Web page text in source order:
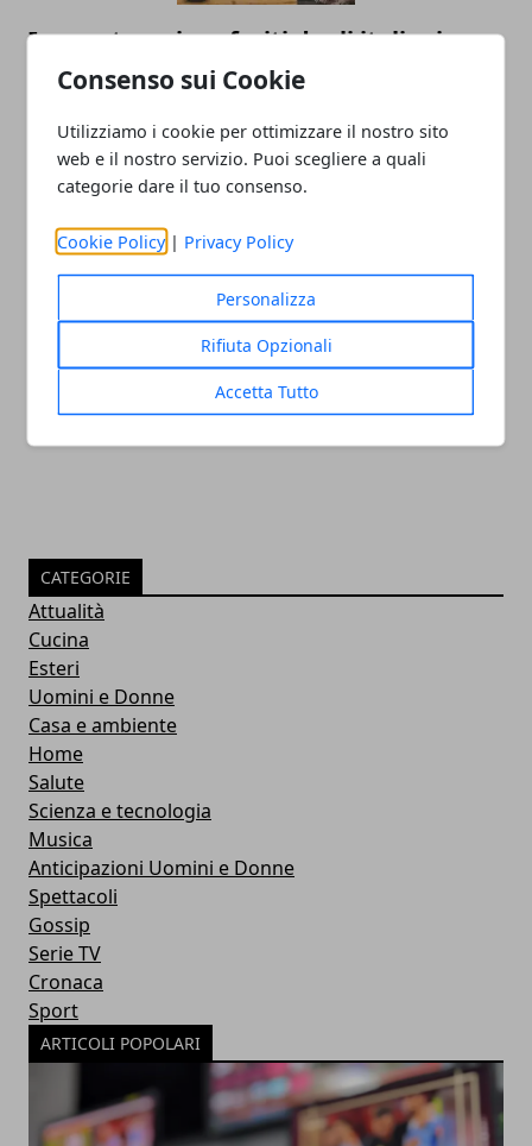
Consenso sui Cookie
Utilizziamo i cookie per ottimizzare il nostro sito
web e il nostro servizio. Puoi scegliere a quali
categorie dare il tuo consenso.
Cookie Policy | Privacy Policy
Personalizza
Rifiuta Opzionali
Accetta Tutto
I passatempi preferiti degli italiani
25/11/2020
Estetica maschile: come è cambiata nel
corso dei decenni
25/02/2020
CATEGORIE
Attualità
Cucina
Esteri
Uomini e Donne
Casa e ambiente
Home
Salute
Scienza e tecnologia
Musica
Anticipazioni Uomini e Donne
Spettacoli
Gossip
Serie TV
Cronaca
Sport
ARTICOLI POPOLARI